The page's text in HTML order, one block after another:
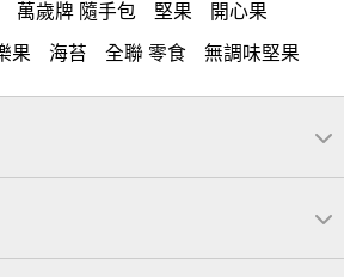
萬歲牌 隨手包 堅果 開心果
果 海苔 全聯 零食 無調味堅果
盒 全聯 素食 堅穀力 綜合纖果
薯條
桶裝堅果 元本山 可樂
卡 三角 萬歲開心果 無調味綜合果